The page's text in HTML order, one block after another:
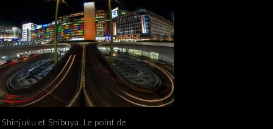
et Shibuya. Le point de